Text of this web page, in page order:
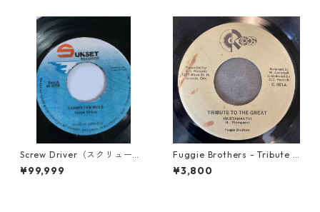
Screw Driver（スクリュード
ライバー） - Computer Rule
【7'】
¥99,999
Fuggie Brothers - Tribute T
o The Great【7-21765】
¥3,800